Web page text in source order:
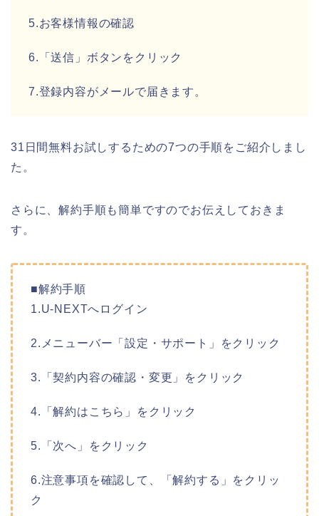
5.お客様情報の確認
6.「送信」ボタンをクリック
7.登録内容がメールで届きます。
31日間無料お試しするための7つの手順をご紹介しまし
た。
さらに、解約手順も簡単ですのでお伝えしておきま
す。
■解約手順
1.U-NEXTへログイン
2.メニューバー「設定・サポート」をクリック
3.「契約内容の確認・変更」をクリック
4.「解約はこちら」をクリック
5.「次へ」をクリック
6.注意事項を確認して、「解約する」をクリッ
ク